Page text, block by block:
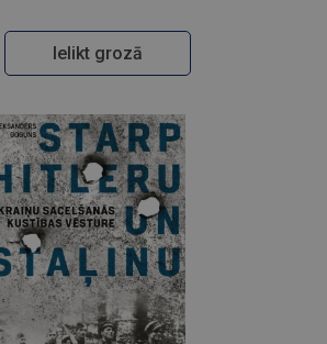
Ielikt grozā